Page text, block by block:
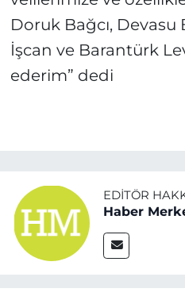
Doruk Bağcı, Devasu
İşcan ve Barantürk
ederim” dedi
EDITÖR
Haber